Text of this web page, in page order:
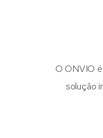
O ONVIO
solução